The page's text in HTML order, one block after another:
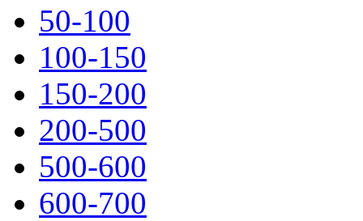
50-100
100-150
150-200
200-500
500-600
600-700